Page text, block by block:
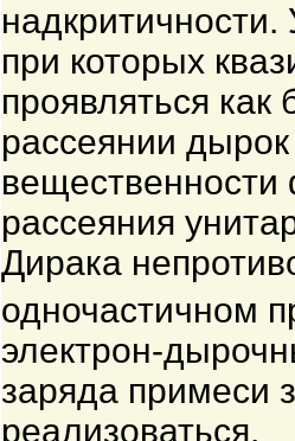
при которых
проявляться как
рассеянии
рассеяния
Дирака
одночастичном
электрон-
заряда примеси
реализоваться.